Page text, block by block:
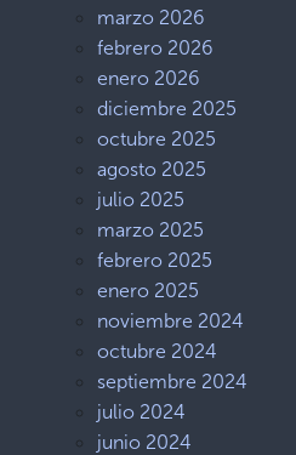
marzo 2026
febrero 2026
enero 2026
diciembre 2025
octubre 2025
agosto 2025
julio 2025
marzo 2025
febrero 2025
enero 2025
noviembre 2024
octubre 2024
septiembre 2024
julio 2024
junio 2024